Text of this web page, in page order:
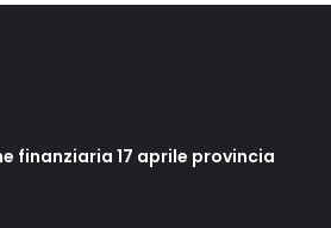
finanziaria 17 aprile provincia